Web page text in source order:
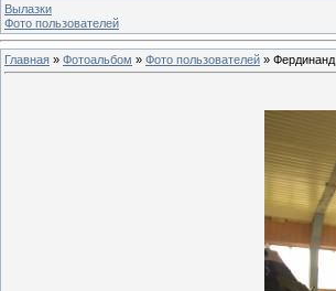
Вылазки
Фото пользователей
Главная » Фотоальбом » Фото пользователей » Фердинанд